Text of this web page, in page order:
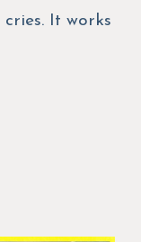
It works